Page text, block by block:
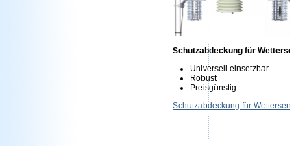
Schutzabdeckung für
Universell einsetzbar
Robust
Preisgünstig
Schutzabdeckung für